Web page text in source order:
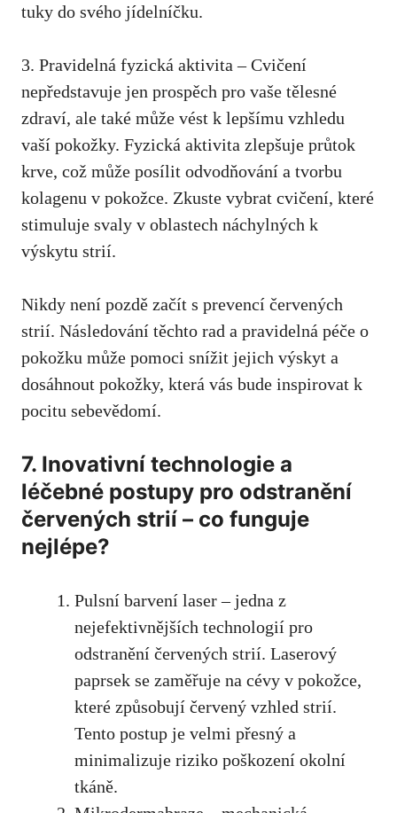
tuky do svého jídelníčku.
3. Pravidelná fyzická⁢ aktivita – Cvičení
⁤nepředstavuje ​jen prospěch pro vaše tělesné
zdraví, ale také může vést ‌k lepšímu vzhledu⁢
vaší ​pokožky. Fyzická aktivita‌ zlepšuje průtok
‌krve, což může posílit ⁣odvodňování a tvorbu
kolagenu v pokožce. Zkuste vybrat cvičení, které
stimuluje svaly v oblastech náchylných k
výskytu strií.
Nikdy není pozdě začít s⁣ prevencí ​červených
strií. Následování těchto rad a ⁣pravidelná péče o
pokožku může pomoci snížit jejich výskyt a
dosáhnout pokožky, která vás bude⁢ inspirovat k
pocitu sebevědomí.
7. Inovativní technologie a
léčebné postupy pro odstranění
červených strií – ‌co funguje
nejlépe?
Pulsní barvení laser – jedna z
nejefektivnějších technologií pro‍
odstranění červených strií. Laserový
paprsek se zaměřuje ⁤na cévy v ⁢pokožce,
které způsobují červený vzhled​ strií.
Tento postup je velmi přesný a
minimalizuje riziko‍ poškození okolní‍
tkáně.